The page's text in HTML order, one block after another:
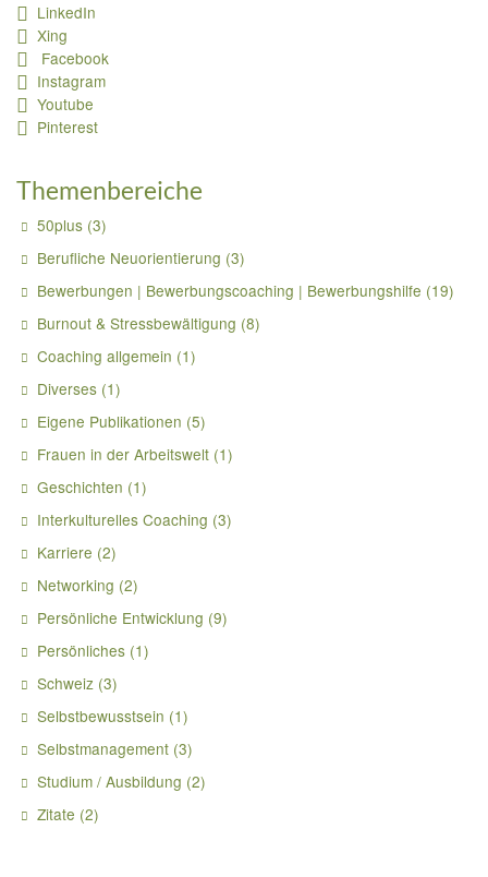
LinkedIn
Xing
Facebook
Instagram
Youtube
Pinterest
Themenbereiche
50plus (3)
Berufliche Neuorientierung (3)
Bewerbungen | Bewerbungscoaching | Bewerbungshilfe (19)
Burnout & Stressbewältigung (8)
Coaching allgemein (1)
Diverses (1)
Eigene Publikationen (5)
Frauen in der Arbeitswelt (1)
Geschichten (1)
Interkulturelles Coaching (3)
Karriere (2)
Networking (2)
Persönliche Entwicklung (9)
Persönliches (1)
Schweiz (3)
Selbstbewusstsein (1)
Selbstmanagement (3)
Studium / Ausbildung (2)
Zitate (2)